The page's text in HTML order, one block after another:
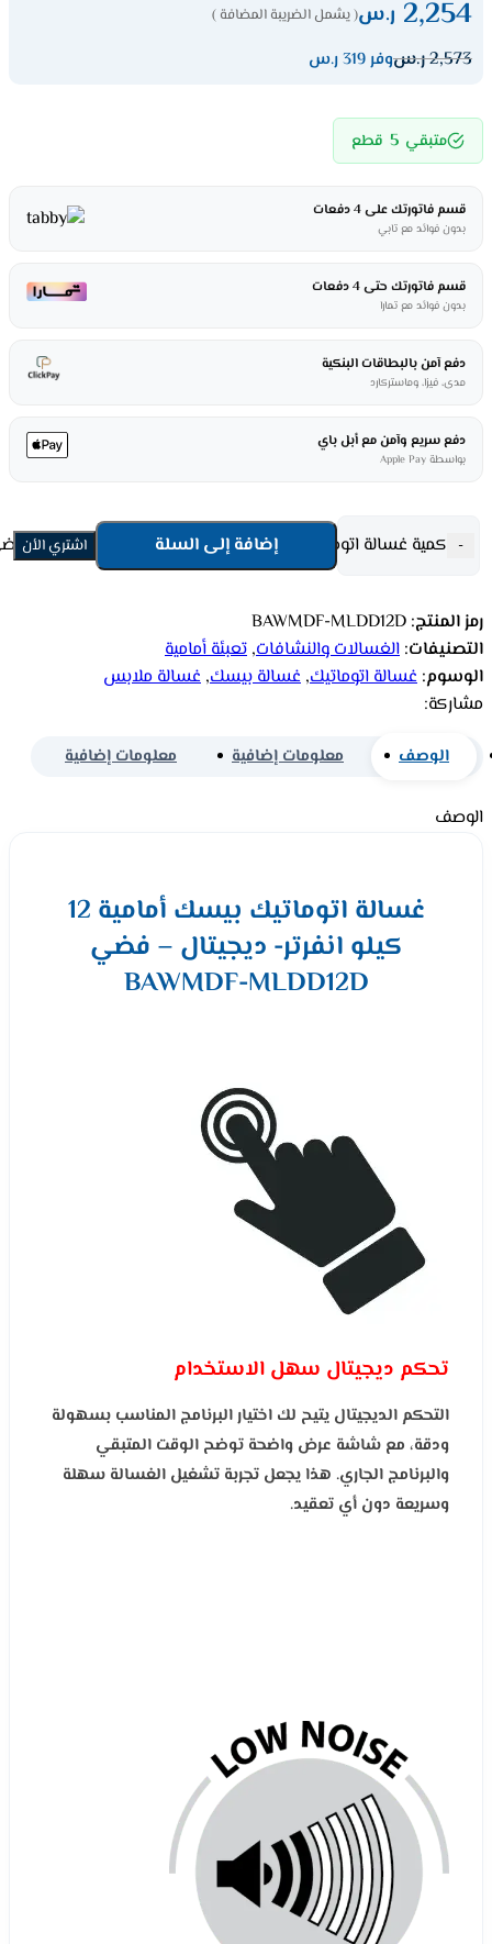
2,254 ر.س( يشمل الضريبة المضافة )
2,573ر.سوفر 319 ر.س
متبقي 5 قطع
قسم فاتورتك على 4 دفعات
بدون فوائد مع تابي
قسم فاتورتك حتى 4 دفعات
بدون فوائد مع تمارا
دفع آمن بالبطاقات البنكية
مدى، فيزا، وماستركارد
دفع سريع وآمن مع أبل باي
بواسطة Apple Pay
- كمية غسالة اتوماتيك بيسك أمامية 12 كيلو انفرتر - ديجيتال - فضي BAWMDF-MLDD12D
إضافة إلى السلة اشتري الأن
رمز المنتج: BAWMDF-MLDD12D
التصنيفات: الغسالات والنشافات, تعبئة أمامية
الوسوم: غسالة اتوماتيك, غسالة بيسك, غسالة ملابس
مشاركة:
الوصف معلومات إضافية معلومات إضافية
الوصف
غسالة اتوماتيك بيسك أمامية 12
كيلو انفرتر- ديجيتال – فضي
BAWMDF-MLDD12D
تحكم ديجيتال سهل الاستخدام
التحكم الديجيتال يتيح لك اختيار البرنامج المناسب بسهولة
ودقة، مع شاشة عرض واضحة توضح الوقت المتبقي
والبرنامج الجاري. هذا يجعل تجربة تشغيل الغسالة سهلة
وسريعة دون أي تعقيد.